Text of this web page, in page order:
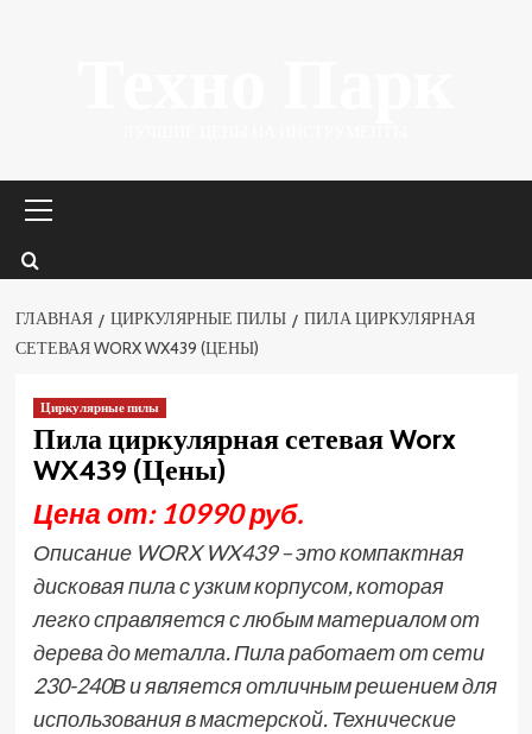
меню
ГЛАВНАЯ ЦИРКУЛЯРНЫЕ ПИЛЫ
ПИЛА ЦИРКУЛЯРНАЯ
СЕТЕВАЯ WORX WX439 (ЦЕНЫ)
Циркулярные пилы
Пила циркулярная сетевая Worx
WX439 (Цены)
Цена от: 10990 руб.
Описание WORX WX439 – это компактная
дисковая пила с узким корпусом, которая
легко справляется с любым материалом от
дерева до металла. Пила работает от сети
230-240В и является отличным решением для
использования в мастерской. Технические